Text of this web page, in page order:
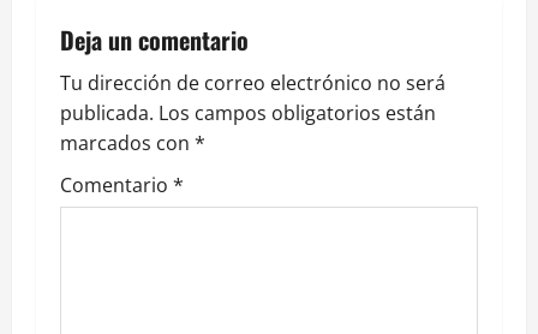
v
i
g
a
Deja un comentario
Tu dirección de correo electrónico no será
publicada. Los campos obligatorios están
marcados con *
Comentario *